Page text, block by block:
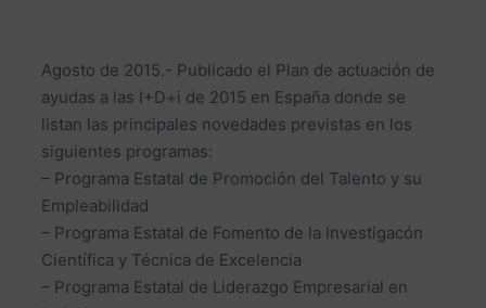
Agosto de 2015.- Publicado el Plan de actuación de
ayudas a las I+D+i de 2015 en España donde se
listan las principales novedades previstas en los
siguientes programas:
– Programa Estatal de Promoción del Talento y su
Empleabilidad
– Programa Estatal de Fomento de la Investigacón
Científica y Técnica de Excelencia
– Programa Estatal de Liderazgo Empresarial en